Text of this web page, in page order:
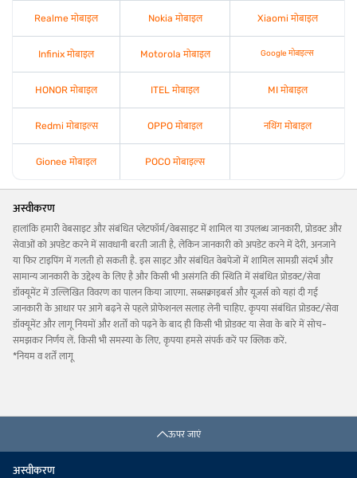
Realme मोबाइल Nokia मोबाइल Xiaomi मोबाइल
Infinix मोबाइल Motorola मोबाइल Google मोबाइल्स
HONOR मोबाइल ITEL मोबाइल MI मोबाइल
Redmi मोबाइल्स OPPO मोबाइल नथिंग मोबाइल
Gionee मोबाइल POCO मोबाइल्स
अस्वीकरण
हालांकि हमारी वेबसाइट और संबंधित प्लेटफॉर्म/वेबसाइट में शामिल या उपलब्ध जानकारी, प्रोडक्ट और
सेवाओं को अपडेट करने में सावधानी बरती जाती है, लेकिन जानकारी को अपडेट करने में देरी, अनजाने
या फिर टाइपिंग में गलती हो सकती है. इस साइट और संबंधित वेबपेजों में शामिल सामग्री संदर्भ और
सामान्य जानकारी के उद्देश्य के लिए है और किसी भी असंगति की स्थिति में संबंधित प्रोडक्ट/सेवा
डॉक्यूमेंट में उल्लिखित विवरण का पालन किया जाएगा. सब्सक्राइबर्स और यूज़र्स को यहां दी गई
जानकारी के आधार पर आगे बढ़ने से पहले प्रोफेशनल सलाह लेनी चाहिए. कृपया संबंधित प्रोडक्ट/सेवा
डॉक्यूमेंट और लागू नियमों और शर्तों को पढ़ने के बाद ही किसी भी प्रोडक्ट या सेवा के बारे में सोच-
समझकर निर्णय लें. किसी भी समस्या के लिए, कृपया हमसे संपर्क करें पर क्लिक करें.
*नियम व शर्तें लागू
ऊपर जाएं
अस्वीकरण